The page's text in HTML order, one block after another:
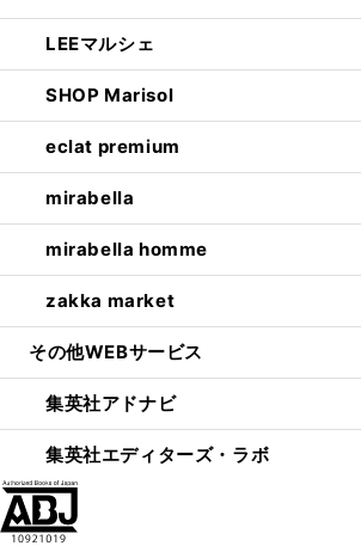
LEEマルシェ
SHOP Marisol
eclat premium
mirabella
mirabella homme
zakka market
その他WEBサービス
集英社アドナビ
集英社エディターズ・ラボ